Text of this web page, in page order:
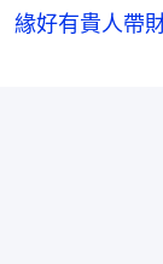
緣好有貴人帶